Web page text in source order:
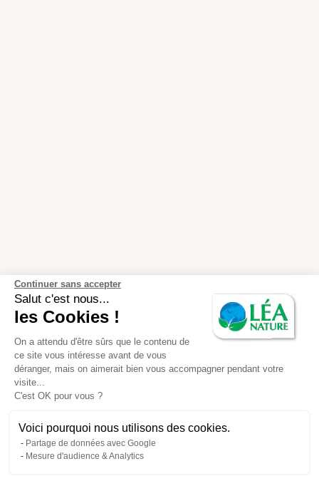
Continuer sans accepter
Salut c'est nous...
les Cookies !
On a attendu d'être sûrs que le contenu de
ce site vous intéresse avant de vous
déranger, mais on aimerait bien vous accompagner pendant votre
visite...
C'est OK pour vous ?
Voici pourquoi nous utilisons des cookies.
Partage de données avec Google
Mesure d'audience & Analytics